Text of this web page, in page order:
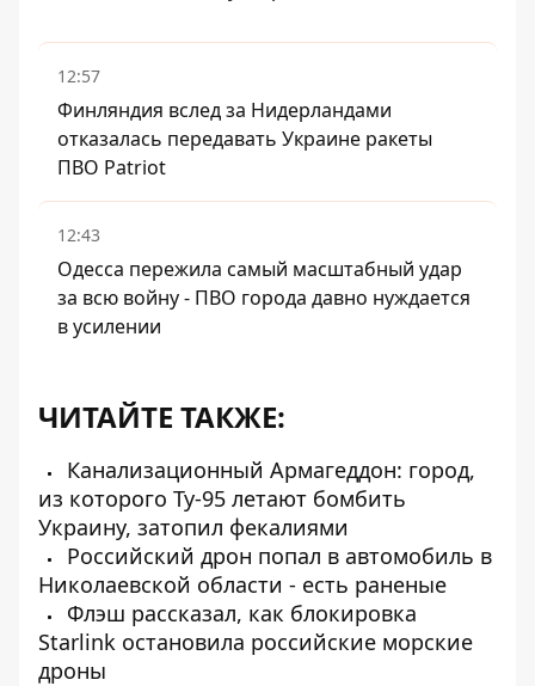
12:57
Финляндия вслед за Нидерландами
отказалась передавать Украине ракеты
ПВО Patriot
12:43
Одесса пережила самый масштабный удар
за всю войну - ПВО города давно нуждается
в усилении
ЧИТАЙТЕ ТАКЖЕ:
Канализационный Армагеддон: город,
из которого Ту-95 летают бомбить
Украину, затопил фекалиями
Российский дрон попал в автомобиль в
Николаевской области - есть раненые
Флэш рассказал, как блокировка
Starlink остановила российские морские
дроны